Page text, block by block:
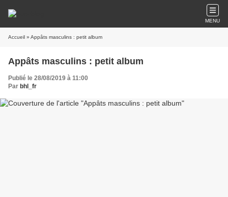
MENU
Accueil » Appâts masculins : petit album
Appâts masculins : petit album
Publié le 28/08/2019 à 11:00
Par bhl_fr